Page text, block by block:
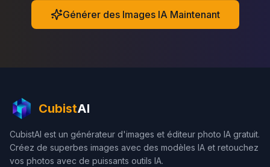
Générer des Images IA Maintenant
CubistAI
CubistAI est un générateur d'images et éditeur photo IA gratuit.
Créez de superbes images avec des modèles IA et retouchez
vos photos avec de puissants outils IA.